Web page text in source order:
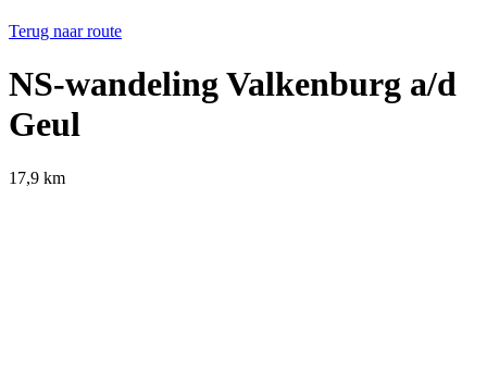
Terug naar route
NS-wandeling Valkenburg a/d
Geul
17,9 km